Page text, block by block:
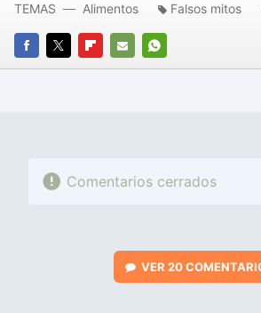
FACEBOOK
TWITTERFLIPBOARD
E-
WHATSAPP
TEMAS Alimentos Falsos mitos
Comentarios cerrados
VER 20